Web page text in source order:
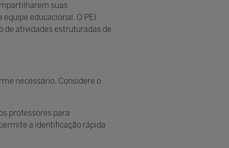
suas
educacional. O PEI
de atividades estruturadas de
necessário. Considere o
professores para
a identificação rápida